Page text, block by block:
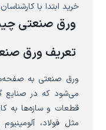
خرید ابتدا با
ورق صنعتی
تعریف ورق
ورق صنعتی به
می‌شود که در صنایع
قطعات و سازه‌ها به
مثل فولاد،